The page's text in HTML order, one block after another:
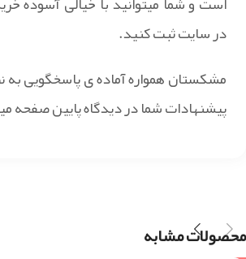
در سایت ثبت کنید.
مشکستان همواره آماده ی پاسخگویی به
پیشنهادات شما در دیدگاه پایین صفحه
محصولات مشابه